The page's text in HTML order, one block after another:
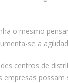
o mesmo
se a
centros de
empresas